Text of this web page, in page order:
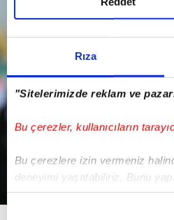
Rıza
"Sitelerimizde reklam ve
Bu çerezler, kullanıcıların
Bu çerezlere izin vermeniz
deneyimi yaşatabiliriz. Bunu
içerikleri sunabilmek adına